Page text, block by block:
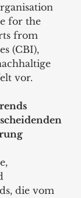
for the
from
(CBI),
vor.
die vom